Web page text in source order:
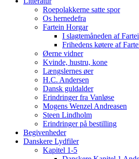
Roepolakkerne satte spor
Os hernedefra
Fartein Horgar
I slagtemåneden af
Frihedens køtere af
Øerne vidner
Kvinde, hustru, kone
Længslernes øer
H.C. Andersen
Dansk guldalder
Erindringer fra Vanløse
Mogens Wenzel Andreasen
Steen Lindholm
Erindringer på bestilling
Begivenheder
Danskere Lydfiler
Kapitel 1-5